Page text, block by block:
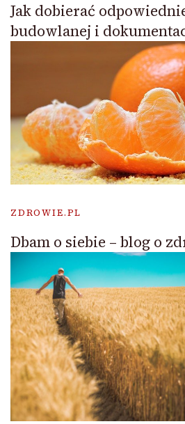
Jak dobierać
budowlanej i
ZDROWIE.PL
Dbam o siebie – blog o